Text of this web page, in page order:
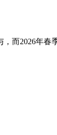
而2026年春